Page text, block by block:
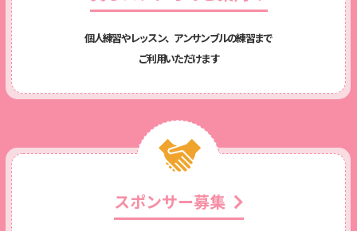
個人練習やレッスン、アンサンブルの練習まで
ご利用いただけます
スポンサー募集